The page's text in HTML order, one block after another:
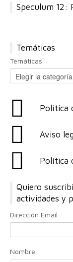
Speculum 12:
Temáticas
Temáticas
Política
Aviso
Política
Quiero
actividades y
Dirección Email
Nombre